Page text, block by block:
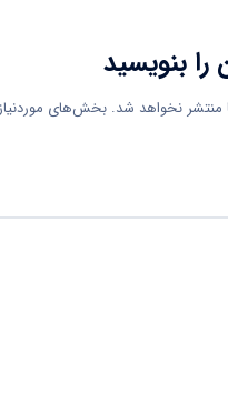
را بنویسید
منتشر نخواهد شد. بخش‌های